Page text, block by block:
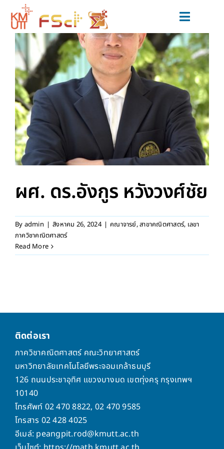
content
Toggle
สมัครเรียน
หลักสูตร
วิจัยและนวัตกรรม
ข่าวสารและกิจกรรม
สำหรับนักศึกษาปัจจุบัน
ผศ. ดร.อังกูร หวังวงศ์ชัย
By admin | สิงหาคม 26, 2024 | คณาจารย์,สาขาคณิตศาสตร์, เลขา
ภาควิชาคณิตศาสตร์
Read More
ติดต่อเรา
ภาควิชาคณิตศาสตร์ คณะวิทยาศาสตร์
มหาวิทยาลัยเทคโนโลยีพระจอมเกล้าธนบุรี
126 ถนนประชาอุทิศ แขวงบางมด เขตทุ่งครุ กรุงเทพฯ
10140
โทรศัพท์ 02 470 8822, 02 470 9585
โทรสาร 02 428 4025
อีเมล์: peangpit.rod@kmutt.ac.th